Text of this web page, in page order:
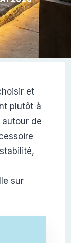
et
plutôt à
de
sur